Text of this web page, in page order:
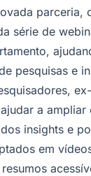
Carapicuíba
Cajamar
Taboão da Serra
Novo
parceria,
série de
pesquisas e
a ampliar
insights e
em